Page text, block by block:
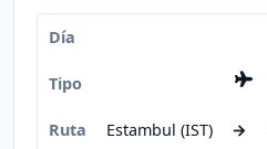
Estambul (IST) →